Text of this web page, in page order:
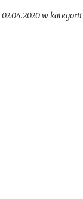
02.04.2020 w kategorii